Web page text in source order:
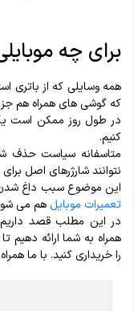
برای چه
همه وسایلی که از باتری
که گوشی های همراه هم
در طول روز ممکن است
کنیم.
متاسفانه سیاست حذف
نتوانند شارژرهای اصل
این موضوع سبب داغ
تعمیرات موبایل هم می
در این مطلب قصد
همراه به شما ارائه دهیم
را خریداری کنید. با ما